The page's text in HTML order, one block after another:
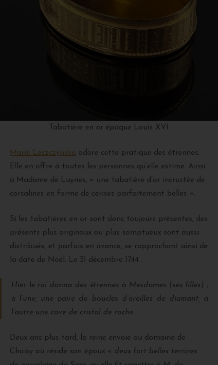
Tabatière en or époque Louis XVI
Marie Leszczynska adore cette pratique des étrennes.
Elle en offre à toutes les personnes qu’elle estime. Ainsi
à Madame de Luynes, « une tabatière d’or incrustée de
corsalines en forme de cerises parfaitement belles ».
Si les tabatières en or sont donc toujours présentes, des
présents plus originaux ou plus somptueux sont aussi
distribués, et parfois en avance, se rapprochant ainsi de
la date de Noël. Le 31 décembre 1744 :
Hier le roi donna des étrennes à Mesdames [ses filles] ;
à l’une, une paire de boucles d’oreilles de diamant, à
l’autre une cave de cristal de roche.
Deux ans plus tard, la reine envoie au domaine de
Choisy où réside son époux « deux fort belles terrines